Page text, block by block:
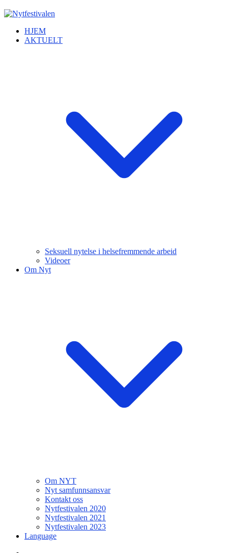
HJEM
AKTUELT
Seksuell nytelse i helsefremmende arbeid
Videoer
Om Nyt
Om NYT
Nyt samfunnsansvar
Kontakt oss
Nytfestivalen 2020
Nytfestivalen 2021
Nytfestivalen 2023
Language